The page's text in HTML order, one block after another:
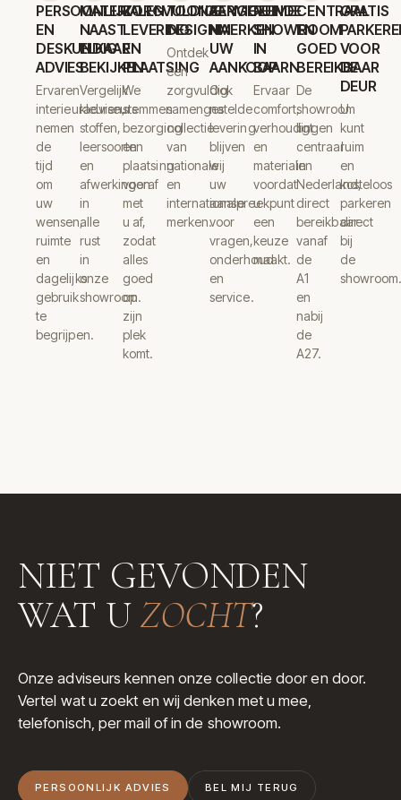
PERSOONLIJK
EN
DESKUNDIG
ADVIES
Ervaren
interieuradviseurs
nemen
de
tijd
om
uw
wensen,
ruimte
en
dagelijks
gebruik
te
begrijpen.
MATERIALEN
NAAST
ELKAAR
BEKIJKEN
Vergelijk
kleuren,
stoffen,
leersoorten
en
afwerkingen
in
alle
rust
in
onze
showroom.
ZORGVULDIGE
LEVERING
EN
PLAATSING
We
stemmen
bezorging
en
plaatsing
vooraf
met
u af,
zodat
alles
goed
op
zijn
plek
komt.
TOONAANGEVENDE
DESIGNMERKEN
Ontdek
een
zorgvuldig
samengestelde
collectie
van
nationale
en
internationale
merken.
SERVICE
NA
UW
AANKOOP
Ook
na
levering
blijven
wij
uw
aanspreekpunt
voor
vragen,
onderhoud
en
service.
RUIME
SHOWROOM
IN
BAARN
Ervaar
comfort,
verhoudingen
en
materialen
voordat
u
een
keuze
maakt.
CENTRAAL
EN
GOED
BEREIKBAAR
De
showroom
ligt
centraal
in
Nederland,
direct
bereikbaar
vanaf
de
A1
en
nabij
de
A27.
GRATIS
VOOR
DE
DEUR
U
kunt
ruim
en
kosteloos
parkeren
direct
bij
de
NIET GEVONDEN
WAT UZOCHT?
Onze adviseurs kennen onze collectie door en door.
Vertel wat u zoekt en wij denken met u mee,
telefonisch, per mail of in de showroom.
PERSOONLIJK ADVIES BEL MIJ TERUG